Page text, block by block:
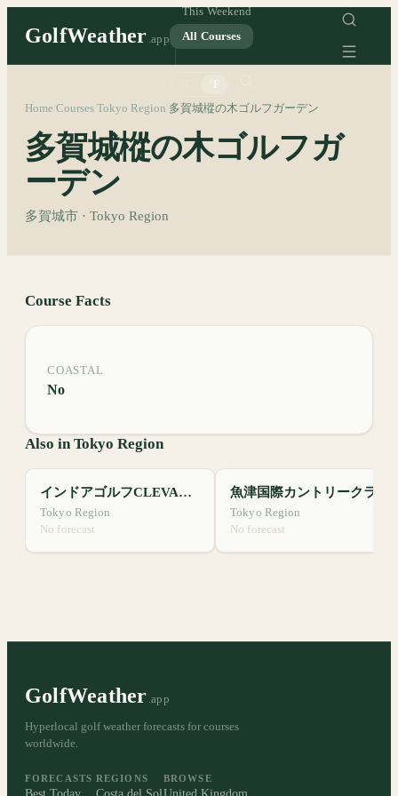
GolfWeather .app
This Weekend
All Courses
Home Courses Tokyo Region 多賀城樅の木ゴルフガーデン
多賀城樅の木ゴルフガ
ーデン
多賀城市 · Tokyo Region
Course Facts
COASTAL
No
Also in Tokyo Region
インドアゴルフCLEVALE24
Tokyo Region
No forecast
魚津国際カントリークラブ
Tokyo Region
No forecast
GolfWeather .app
Hyperlocal golf weather forecasts for courses
worldwide.
FORECASTS REGIONS BROWSE